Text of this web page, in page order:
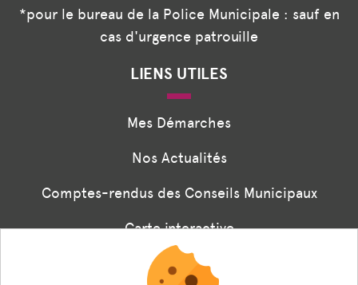
*pour le bureau de la Police Municipale : sauf en
cas d'urgence patrouille
LIENS UTILES
Mes Démarches
Nos Actualités
Comptes-rendus des Conseils Municipaux
Carte interactive
Associations